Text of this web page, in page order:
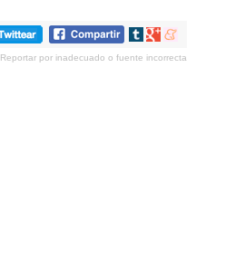
Compartir
tumblr
Compartir
Google+
Compartir
meneame
Reportar por inadecuado o fuente incorrecta